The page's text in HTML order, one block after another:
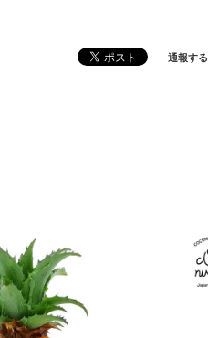
通報する